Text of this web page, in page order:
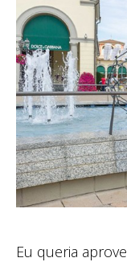
Eu queria